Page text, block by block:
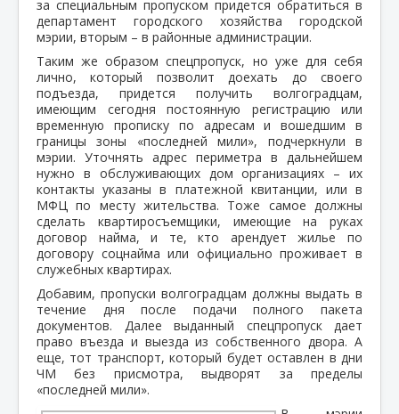
за специальным пропуском придется обратиться в
департамент городского хозяйства городской
мэрии, вторым – в районные администрации.
Таким же образом спецпропуск, но уже для себя
лично, который позволит доехать до своего
подъезда, придется получить волгоградцам,
имеющим сегодня постоянную регистрацию или
временную прописку по адресам и вошедшим в
границы зоны «последней мили», подчеркнули в
мэрии. Уточнять адрес периметра в дальнейшем
нужно в обслуживающих дом организациях – их
контакты указаны в платежной квитанции, или в
МФЦ по месту жительства. Тоже самое должны
сделать квартиросъемщики, имеющие на руках
договор найма, и те, кто арендует жилье по
договору соцнайма или официально проживает в
служебных квартирах.
Добавим, пропуски волгоградцам должны выдать в
течение дня после подачи полного пакета
документов. Далее выданный спецпропуск дает
право въезда и выезда из собственного двора. А
еще, тот транспорт, который будет оставлен в дни
ЧМ без присмотра, выдворят за пределы
«последней мили».